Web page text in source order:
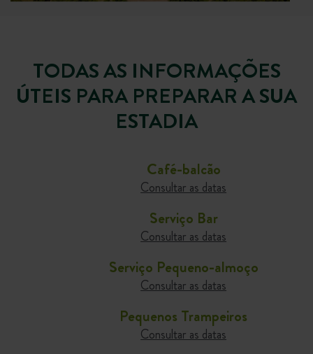
TODAS AS INFORMAÇÕES
ÚTEIS PARA PREPARAR A SUA
ESTADIA
Café-balcão
Consultar as datas
Serviço Bar
Consultar as datas
Serviço Pequeno-almoço
Consultar as datas
Pequenos Trampeiros
Consultar as datas